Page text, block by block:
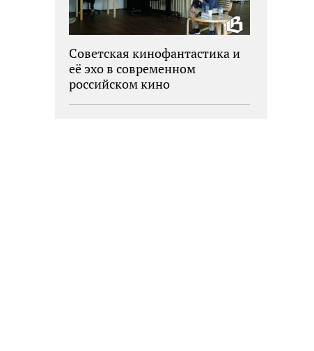
Советская кинофантастика и
её эхо в современном
российском кино